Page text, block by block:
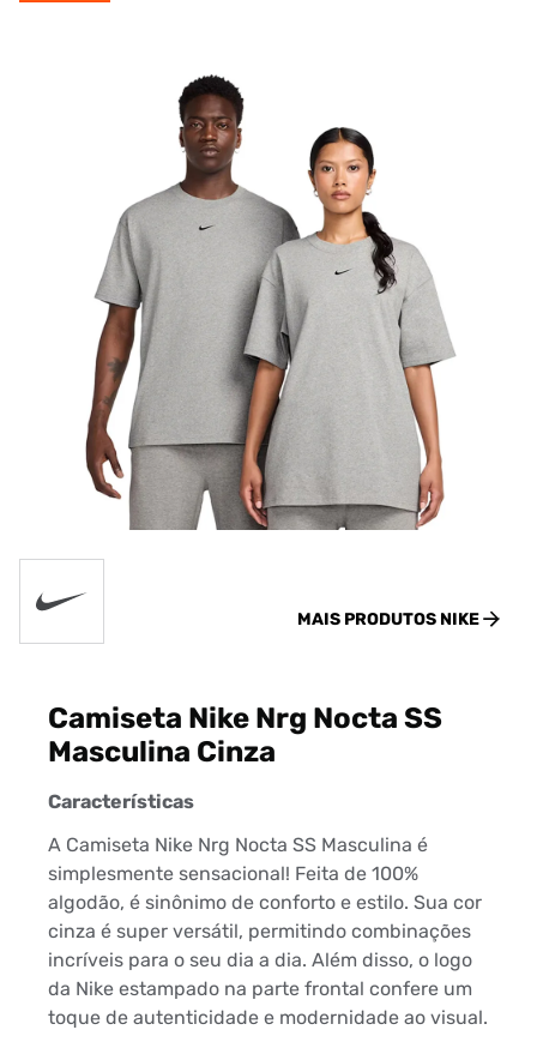
MAIS PRODUTOS NIKE
Camiseta Nike Nrg Nocta SS
Masculina Cinza
Características
A Camiseta Nike Nrg Nocta SS Masculina é
simplesmente sensacional! Feita de 100%
algodão, é sinônimo de conforto e estilo. Sua cor
cinza é super versátil, permitindo combinações
incríveis para o seu dia a dia. Além disso, o logo
da Nike estampado na parte frontal confere um
toque de autenticidade e modernidade ao visual.